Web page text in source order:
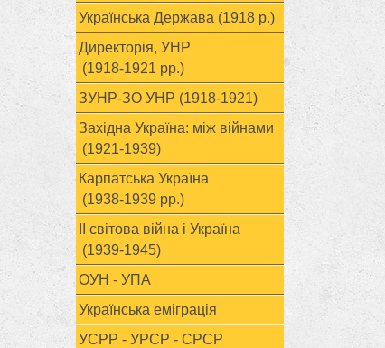
Українська Держава (1918 р.)
Директорія, УНР
(1918-1921 рр.)
ЗУНР-ЗО УНР (1918-1921)
Західна Україна: між війнами
(1921-1939)
Карпатська Україна
(1938-1939 рр.)
ІІ світова війна і Україна
(1939-1945)
ОУН - УПА
Українська еміграція
УСРР - УРСР - СРСР